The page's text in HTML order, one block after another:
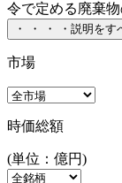
令で定める廃棄
・ ・ ・ ・ 説明をす
市場
時価総額
(単位：億円)